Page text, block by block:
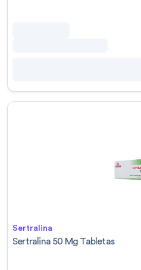
Sertralina
Sertralina 50 Mg Tabletas